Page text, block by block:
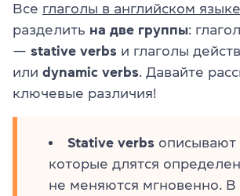
Все глаголы в английском языке
разделить на две группы:
— stative verbs и глаголы
или dynamic verbs. Давайте
ключевые различия!
Stative verbs описывают
которые длятся
не меняются мгновенно. В